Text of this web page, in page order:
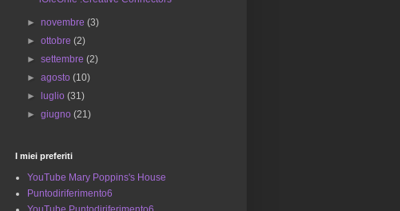
►novembre(3)
►ottobre(2)
►settembre(2)
►agosto(10)
►luglio(31)
►giugno(21)
I miei preferiti
YouTube Mary Poppins's House
Puntodiriferimento6